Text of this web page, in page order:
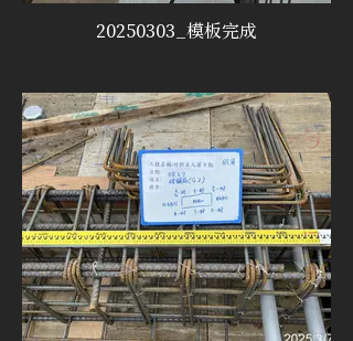
20250303_模板完成